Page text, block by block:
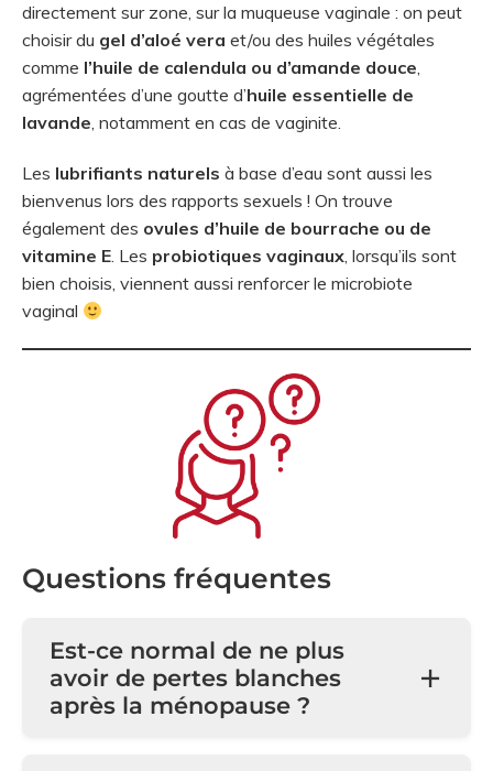
directement sur zone, sur la muqueuse vaginale : on peut
choisir du gel d’aloé vera et/ou des huiles végétales
comme l’huile de calendula ou d’amande douce,
agrémentées d’une goutte d’huile essentielle de
lavande, notamment en cas de vaginite.
Les lubrifiants naturels à base d’eau sont aussi les
bienvenus lors des rapports sexuels ! On trouve
également des ovules d’huile de bourrache ou de
vitamine E. Les probiotiques vaginaux, lorsqu’ils sont
bien choisis, viennent aussi renforcer le microbiote
vaginal
Questions fréquentes
Est-ce normal de ne plus
avoir de pertes blanches
après la ménopause ?